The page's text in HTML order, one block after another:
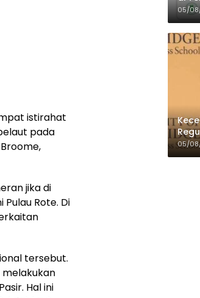
istirahat
pada
jika di
Rote. Di
tersebut.
melakukan
Hal ini
05/
05/